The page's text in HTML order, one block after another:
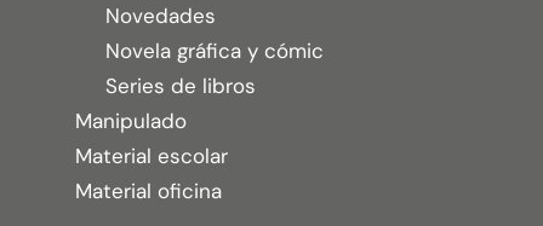
Novedades
Novela gráfica y cómic
Series de libros
Manipulado
Material escolar
Material oficina